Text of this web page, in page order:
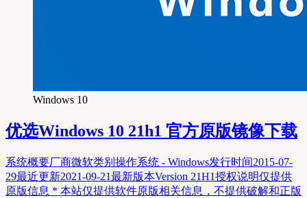
Windows 10
优选Windows 10 21h1 官方原版镜像下载
系统概要厂商微软类别操作系统 - Windows发行时间2015-07-
29最近更新2021-09-21最新版本Version 21H1授权说明仅提供
原版信息 * 本站仅提供软件原版相关信息，不提供破解和正版